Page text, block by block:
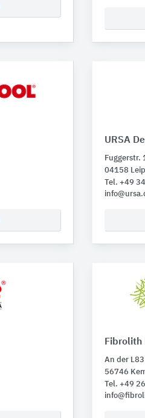
URSA
Fuggerstr.
04158
Tel. +49
Fibrolith
An der L83
56746
Tel. +49